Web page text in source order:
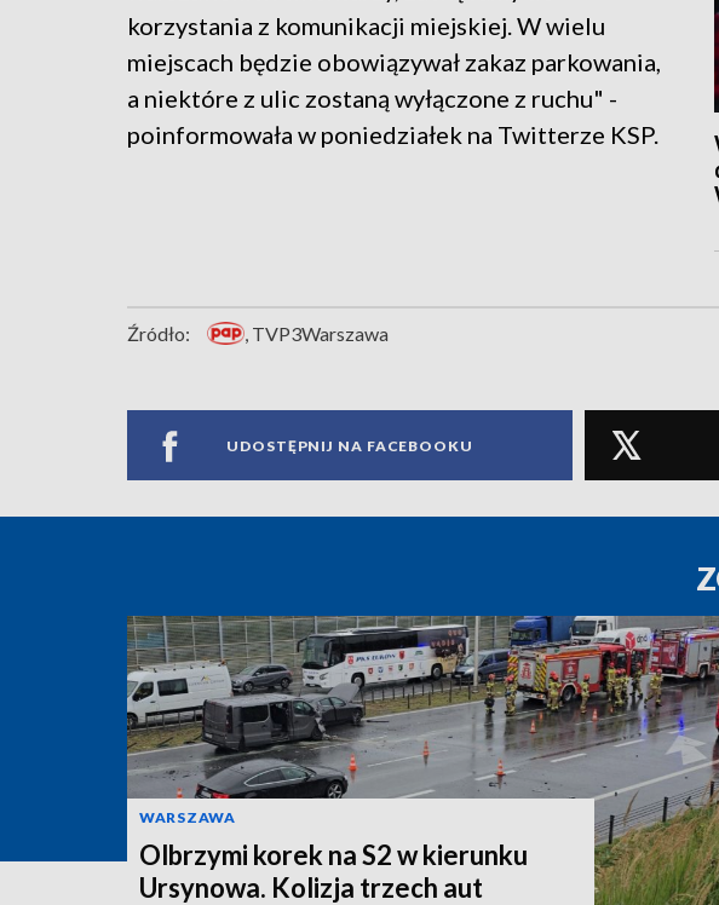
korzystania z komunikacji miejskiej. W wielu
miejscach będzie obowiązywał zakaz parkowania,
a niektóre z ulic zostaną wyłączone z ruchu" -
poinformowała w poniedziałek na Twitterze KSP.
Źródło: , TVP3Warszawa
UDOSTĘPNIJ NA FACEBOOKU
WARSZAWA
Olbrzymi korek na S2 w kierunku
Ursynowa. Kolizja trzech aut